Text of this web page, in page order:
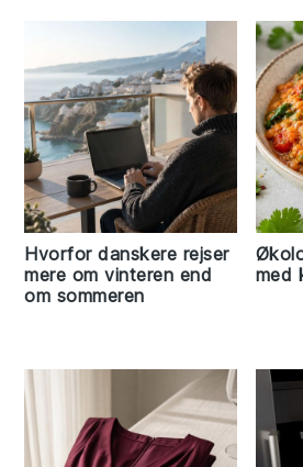
Hvorfor danskere rejser
mere om vinteren end
om sommeren
med